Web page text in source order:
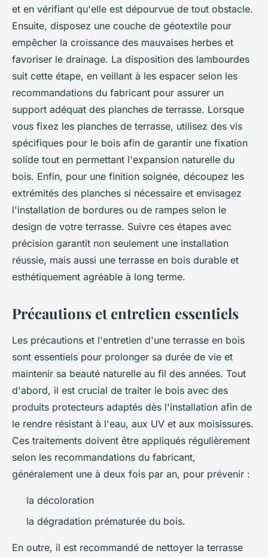
et en vérifiant qu'elle est dépourvue de tout obstacle.
Ensuite, disposez une couche de géotextile pour
empêcher la croissance des mauvaises herbes et
favoriser le drainage. La disposition des lambourdes
suit cette étape, en veillant à les espacer selon les
recommandations du fabricant pour assurer un
support adéquat des planches de terrasse. Lorsque
vous fixez les planches de terrasse, utilisez des vis
spécifiques pour le bois afin de garantir une fixation
solide tout en permettant l'expansion naturelle du
bois. Enfin, pour une finition soignée, découpez les
extrémités des planches si nécessaire et envisagez
l'installation de bordures ou de rampes selon le
design de votre terrasse. Suivre ces étapes avec
précision garantit non seulement une installation
réussie, mais aussi une terrasse en bois durable et
esthétiquement agréable à long terme.
Précautions et entretien essentiels
Les précautions et l'entretien d'une terrasse en bois
sont essentiels pour prolonger sa durée de vie et
maintenir sa beauté naturelle au fil des années. Tout
d'abord, il est crucial de traiter le bois avec des
produits protecteurs adaptés dès l'installation afin de
le rendre résistant à l'eau, aux UV et aux moisissures.
Ces traitements doivent être appliqués régulièrement
selon les recommandations du fabricant,
généralement une à deux fois par an, pour prévenir :
la décoloration
la dégradation prématurée du bois.
En outre, il est recommandé de nettoyer la terrasse